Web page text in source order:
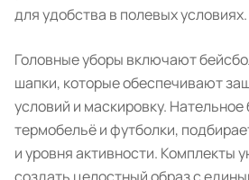
для удобства в полевых условиях.
Головные уборы включают
шапки, которые обеспечивают
условий и маскировку. Нательное
термобельё и футболки,
и уровня активности. Комплекты